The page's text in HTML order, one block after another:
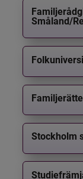
Småland/
Stockholm